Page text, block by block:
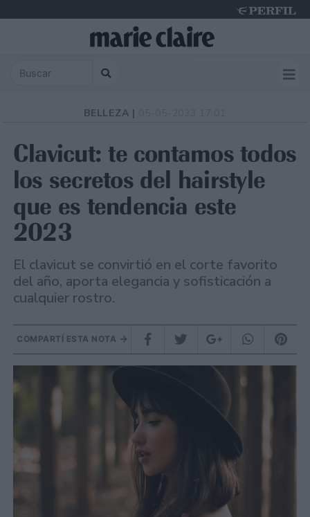
BELLEZA |
Clavicut: te contamos todos
los secretos del hairstyle
que es tendencia este
2023
El clavicut se convirtió en el corte favorito
del año, aporta elegancia y sofisticación a
cualquier rostro.
COMPARTÍ ESTA NOTA